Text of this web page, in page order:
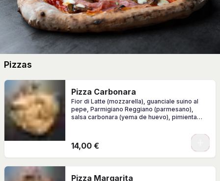
Pizzas
Pizza Carbonara
Fior di Latte (mozzarella), guanciale suino al
pepe, Parmigiano Reggiano (parmesano),
salsa carbonara (yema de huevo), pimienta
14,00 €
Pizza Margarita